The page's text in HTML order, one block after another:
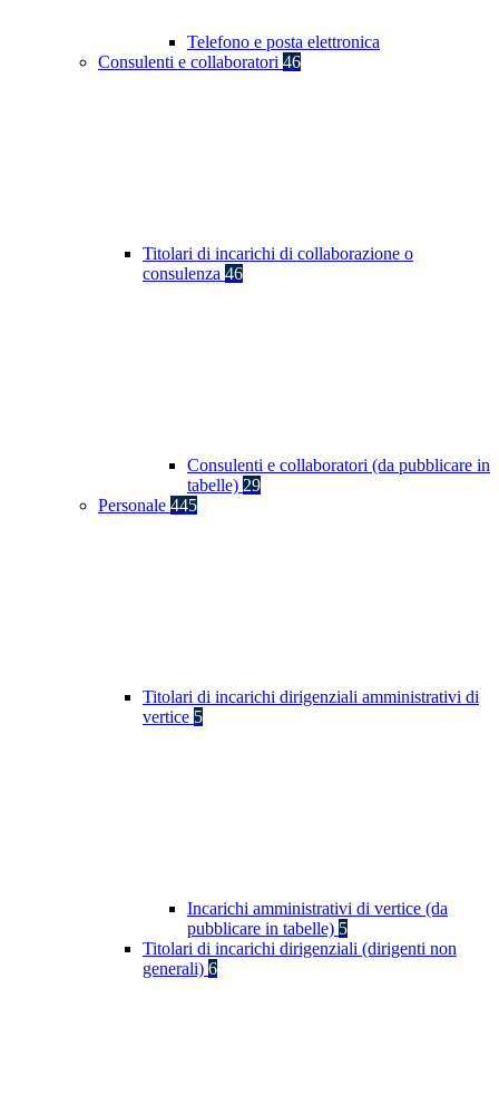
Telefono e posta elettronica
Consulenti e collaboratori 46
Titolari di incarichi di collaborazione o
consulenza 46
Consulenti e collaboratori (da pubblicare in
tabelle) 29
Personale 445
Titolari di incarichi dirigenziali amministrativi di
vertice 5
Incarichi amministrativi di vertice (da
pubblicare in tabelle) 5
Titolari di incarichi dirigenziali (dirigenti non
generali) 6